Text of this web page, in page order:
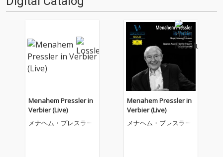
Menahem Pressler in
Verbier (Live)
メナヘム・プレスラー
Menahem Pressler in
Verbier (Live)
メナヘム・プレスラー